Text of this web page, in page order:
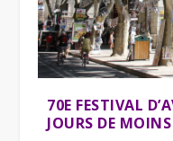
70E FESTIVAL
JOURS DE